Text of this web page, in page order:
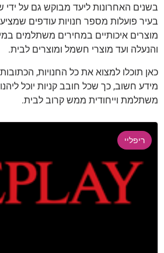
בשנים האחרונות ליעד מבוקש גם על ידי
בעיר פועלות מספר חנויות עודפים
מוצרים איכותיים במחירים משתלמים
והנעלה ועד מוצרי חשמל ומוצרים לבית.
כאן תוכלו למצוא את כל החנויות,
מידע חשוב, כך שכל חובב קניות יוכל
משתלמת וייחודית ממש קרוב לבית.
ריפליי